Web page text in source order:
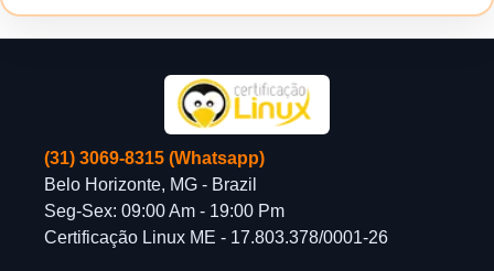
(31) 3069-8315 (Whatsapp)
Belo Horizonte, MG - Brazil
Seg-Sex: 09:00 Am - 19:00 Pm
Certificação Linux ME - 17.803.378/0001-26